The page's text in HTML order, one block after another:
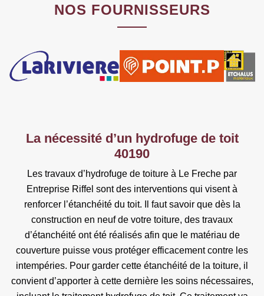
NOS FOURNISSEURS
La nécessité d’un hydrofuge de toit
40190
Les travaux d’hydrofuge de toiture à Le Freche par
Entreprise Riffel sont des interventions qui visent à
renforcer l’étanchéité du toit. Il faut savoir que dès la
construction en neuf de votre toiture, des travaux
d’étanchéité ont été réalisés afin que le matériau de
couverture puisse vous protéger efficacement contre les
intempéries. Pour garder cette étanchéité de la toiture, il
convient d’apporter à cette dernière les soins nécessaires,